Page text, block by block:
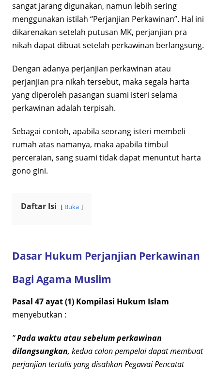
sangat jarang digunakan, namun lebih sering
menggunakan istilah “Perjanjian Perkawinan”. Hal ini
dikarenakan setelah putusan MK, perjanjian pra
nikah dapat dibuat setelah perkawinan berlangsung.
Dengan adanya perjanjian perkawinan atau
perjanjian pra nikah tersebut, maka segala harta
yang diperoleh pasangan suami isteri selama
perkawinan adalah terpisah.
Sebagai contoh, apabila seorang isteri membeli
rumah atas namanya, maka apabila timbul
perceraian, sang suami tidak dapat menuntut harta
gono gini.
Daftar Isi Buka
Dasar Hukum Perjanjian Perkawinan
Bagi Agama Muslim
Pasal 47 ayat (1) Kompilasi Hukum Islam
menyebutkan :
”Pada waktu atau sebelum perkawinan
dilangsungkan, kedua calon pempelai dapat membuat
perjanjian tertulis yang disahkan Pegawai Pencatat